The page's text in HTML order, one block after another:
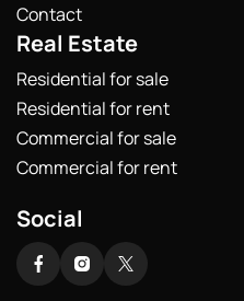
Contact
Real Estate
Residential for sale
Residential for rent
Commercial for sale
Commercial for rent
Social